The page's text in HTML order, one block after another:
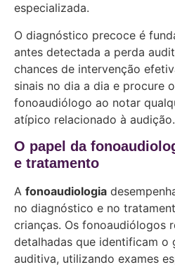
especializada.
O diagnóstico precoce é
antes detectada a perda
chances de intervenção
sinais no dia a dia e procure
fonoaudiólogo ao notar
atípico relacionado à audição.
O papel da
e tratamento
A fonoaudiologia
no diagnóstico e no
crianças. Os fonoaudiólogos
detalhadas que identificam o
auditiva, utilizando exames